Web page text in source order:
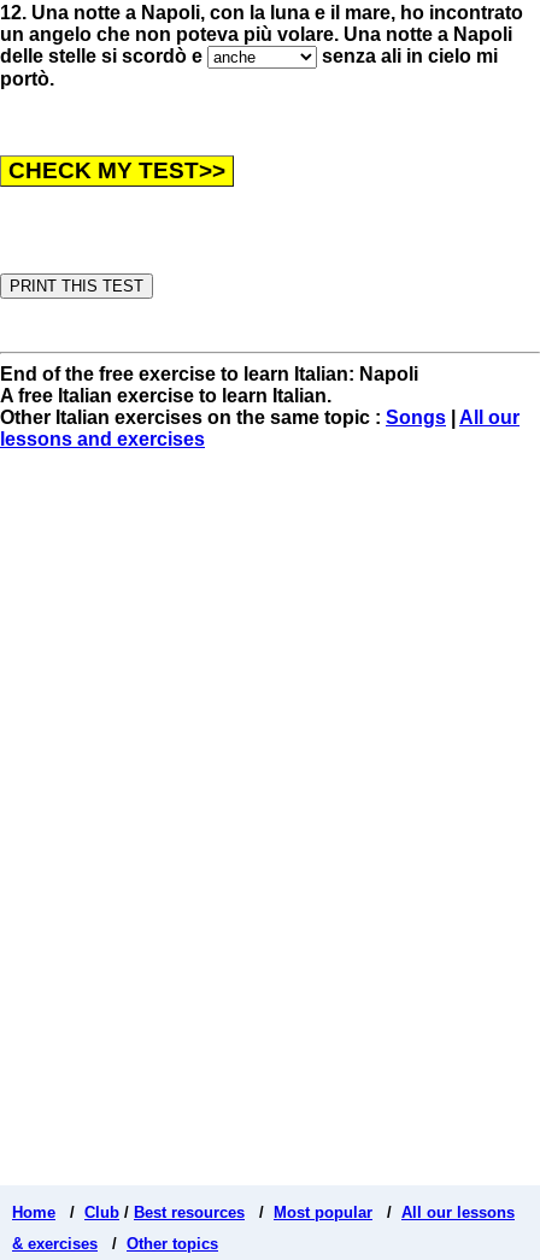
12. Una notte a Napoli, con la luna e il mare, ho incontrato
un angelo che non poteva più volare. Una notte a Napoli
delle stelle si scordò e
senza ali in cielo mi
portò.
End of the free exercise to learn Italian: Napoli
A free Italian exercise to learn Italian.
Other Italian exercises on the same topic : Songs
All our
lessons and exercises
Home / Club / Best resources / Most popular / All our lessons
& exercises / Other topics